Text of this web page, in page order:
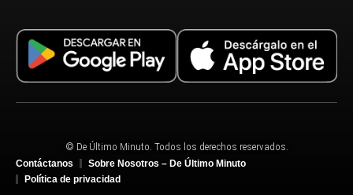
© De Último Minuto. Todos los derechos reservados.
Contáctanos
Sobre Nosotros – De Último Minuto
Política de privacidad